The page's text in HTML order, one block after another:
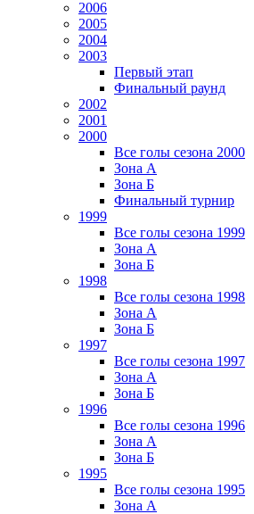
2006
2005
2004
2003
Первый этап
Финальный раунд
2002
2001
2000
Все голы сезона 2000
Зона А
Зона Б
Финальный турнир
1999
Все голы сезона 1999
Зона А
Зона Б
1998
Все голы сезона 1998
Зона А
Зона Б
1997
Все голы сезона 1997
Зона А
Зона Б
1996
Все голы сезона 1996
Зона А
Зона Б
1995
Все голы сезона 1995
Зона А